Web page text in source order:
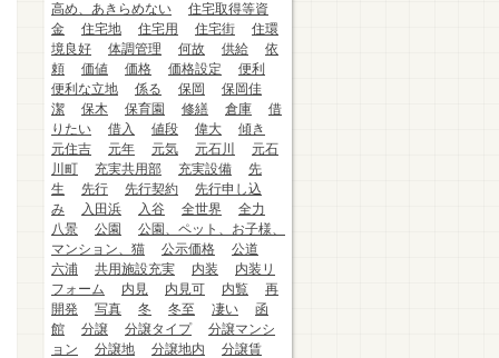
高め、あきらめない
住宅取得等資
金
住宅地 住宅用 住宅街
住環
境良好
体調管理 何故 供給
依
頼
価値 価格 価格設定
便利
便利な立地
係る 保岡
保岡佳
潔
保木 保育園 修繕 倉庫
借
りたい
借入 値段 偉大
傾き
元住吉
元年 元気 元石川
元石
川町
充実共用部 充実設備
先
生
先行 先行契約
先行申し込
み
入田浜 入谷 全世界
全力
八景
公園
公園、ペット、お子様、
マンション、猫
公示価格
公道
六浦
共用施設充実 内装
内装リ
フォーム
内見 内見可 内覧
再
開発
写真 冬 冬至 凄い
函
館
分譲 分譲タイプ
分譲マンシ
ョン
分譲地 分譲地内
分譲賃